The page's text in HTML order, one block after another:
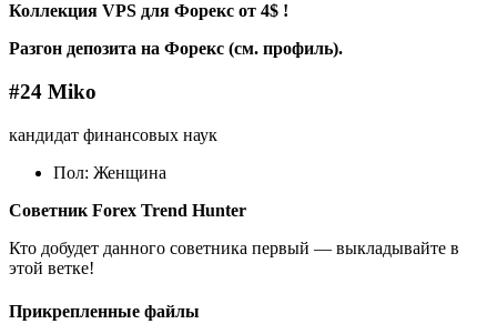
Коллекция VPS для Форекс от 4$ !
Разгон депозита на Форекс (см. профиль).
#24 Miko
кандидат финансовых наук
Пол: Женщина
Советник Forex Trend Hunter
Кто добудет данного советника первый — выкладывайте в
этой ветке!
Прикрепленные файлы